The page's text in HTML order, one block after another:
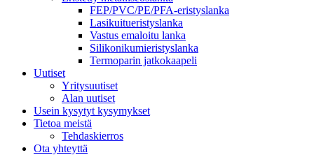
FEP/PVC/PE/PFA-eristyslanka
Lasikuitueristyslanka
Vastus emaloitu lanka
Silikonikumieristyslanka
Termoparin jatkokaapeli
Uutiset
Yritysuutiset
Alan uutiset
Usein kysytyt kysymykset
Tietoa meistä
Tehdaskierros
Ota yhteyttä